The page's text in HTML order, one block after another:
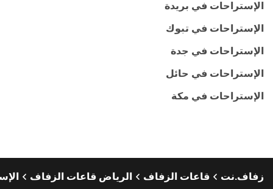
الإستراحات في بريدة
الإستراحات في تبوك
الإستراحات في جدة
الإستراحات في حائل
الإستراحات في مكة
زفاف.نت قاعات الزفاف الرياض قاعات الزفاف